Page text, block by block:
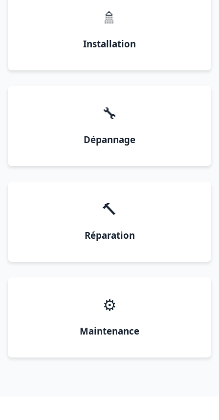
🚿
Installation
🔧
Dépannage
🔨
Réparation
⚙️
Maintenance